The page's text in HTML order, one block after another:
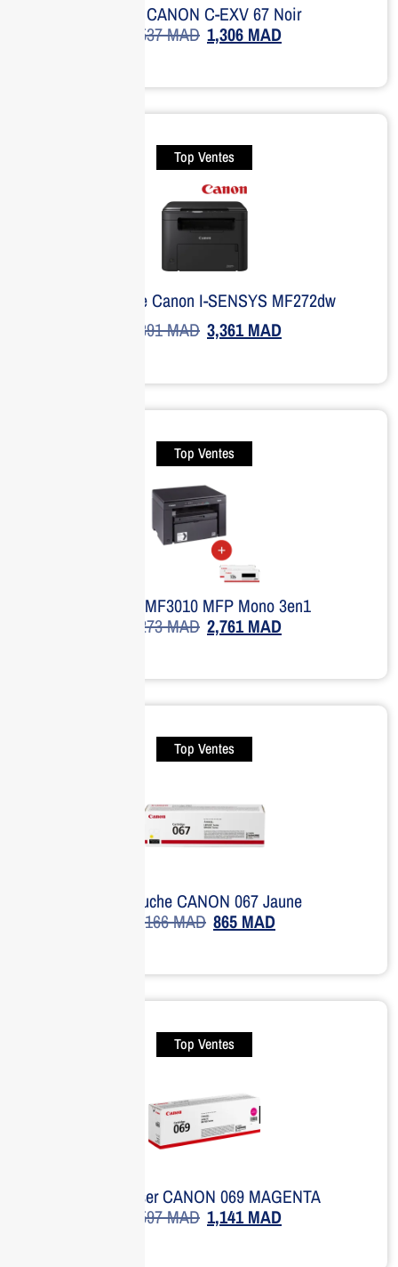
Toner CANON C-EXV 67 Noir
1,537MAD 1,306 MAD
Top Ventes
Imprimante Canon I-SENSYS MF272dw
5,891MAD 3,361MAD
Top Ventes
Canon MF3010 MFP Mono 3en1
4,273MAD 2,761MAD
Top Ventes
Cartouche CANON 067 Jaune
1,166MAD 865 MAD
Top Ventes
Toner laser CANON 069 MAGENTA
1,597MAD 1,141MAD